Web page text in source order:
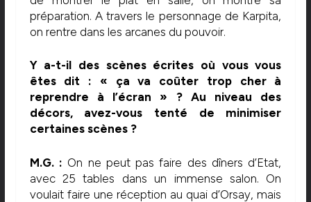
préparation. A travers le personnage de Karpita,
on rentre dans les arcanes du pouvoir.
Y a-t-il des scènes écrites où vous vous
êtes dit : « ça va coûter trop cher à
reprendre à l’écran » ? Au niveau des
décors, avez-vous tenté de minimiser
certaines scènes ?
M.G. : On ne peut pas faire des dîners d’Etat,
avec 25 tables dans un immense salon. On
voulait faire une réception au quai d’Orsay, mais